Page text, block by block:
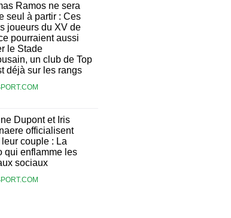
Ramos ne sera
seul à partir : Ces
joueurs du XV de
pourraient aussi
le Stade
un club de Top
déjà sur les rangs
Dupont et Iris
officialisent
couple : La
qui enflamme les
sociaux